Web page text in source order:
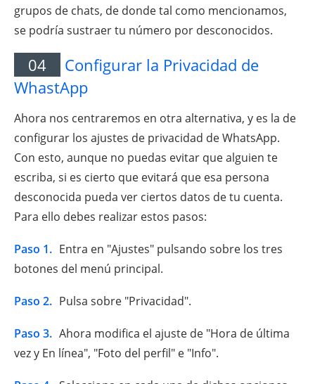
grupos de chats, de donde tal como mencionamos,
se podría sustraer tu número por desconocidos.
04
Configurar la Privacidad de
WhastApp
Ahora nos centraremos en otra alternativa, y es la de
configurar los ajustes de privacidad de WhatsApp.
Con esto, aunque no puedas evitar que alguien te
escriba, si es cierto que evitará que esa persona
desconocida pueda ver ciertos datos de tu cuenta.
Para ello debes realizar estos pasos:
Paso 1. Entra en "Ajustes" pulsando sobre los tres
botones del menú principal.
Paso 2. Pulsa sobre "Privacidad".
Paso 3. Ahora modifica el ajuste de "Hora de última
vez y En línea", "Foto del perfil" e "Info".